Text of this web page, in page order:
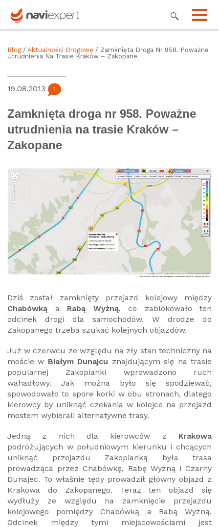
Blog / Aktualności Drogowe / Zamknięta Droga Nr 958. Poważne
Utrudnienia Na Trasie Kraków – Zakopane
19.08.2013 1
Zamknięta droga nr 958. Poważne
utrudnienia na trasie Kraków –
Zakopane
Dziś został zamknięty przejazd kolejowy między
Chabówką a Rabą Wyżną, co zablokowało ten
odcinek drogi dla samochodów. W drodze do
Zakopanego trzeba szukać kolejnych objazdów.
Już w czerwcu ze względu na zły stan techniczny na
moście w Białym Dunajcu znajdującym się na trasie
popularnej Zakopianki wprowadzono ruch
wahadłowy. Jak można było się spodziewać,
spowodowało to spore korki w obu stronach, dlatego
kierowcy by uniknąć czekania w kolejce na przejazd
mostem wybierali alternatywne trasy.
Jedną z nich dla kierowców z Krakowa
podróżujących w południowym kierunku i chcących
uniknąć przejazdu Zakopianką była trasa
prowadząca przez Chabówkę, Rabę Wyżną i Czarny
Dunajec. To właśnie tędy prowadził główny objazd z
Krakowa do Zakopanego. Teraz ten objazd się
wydłuży ze względu na zamknięcie przejazdu
kolejowego pomiędzy Chabówką a Rabą Wyżną.
Odcinek między tymi miejscowościami jest